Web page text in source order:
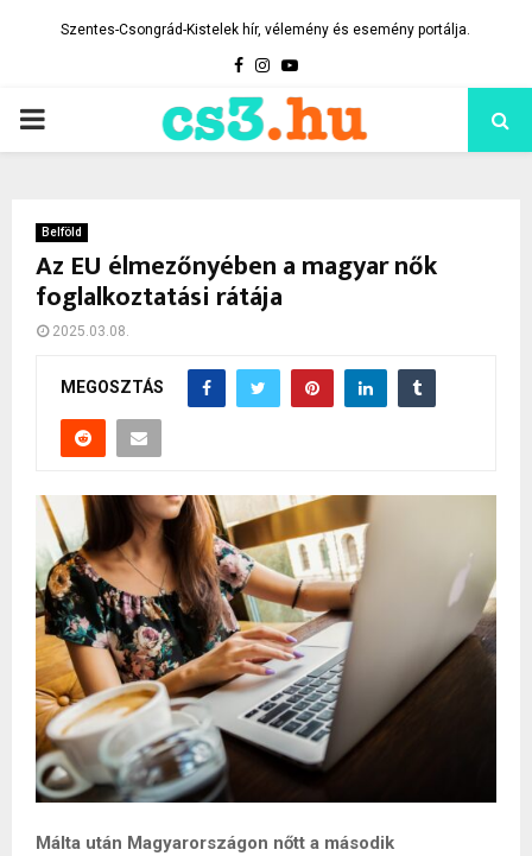
Szentes-Csongrád-Kistelek hír, vélemény és esemény portálja.
Facebook
Instagram
Youtube
PRIMARY
Belföld
Az EU élmezőnyében a magyar nők
foglalkoztatási rátája
2025.03.08.
MEGOSZTÁS
Málta után Magyarországon nőtt a második